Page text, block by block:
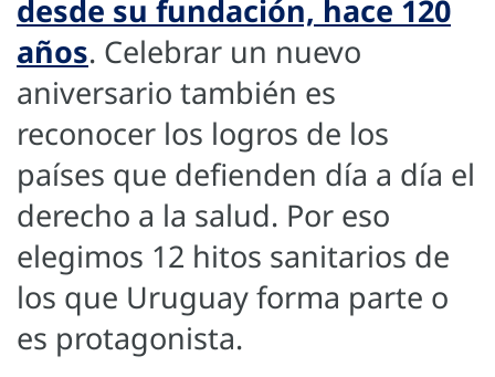
desde su fundación, hace 120
años. Celebrar un nuevo
aniversario también es
reconocer los logros de los
países que defienden día a día el
derecho a la salud. Por eso
elegimos 12 hitos sanitarios de
los que Uruguay forma parte o
es protagonista.